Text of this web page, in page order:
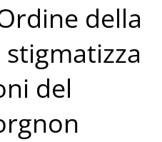
della
stigmatizza
del